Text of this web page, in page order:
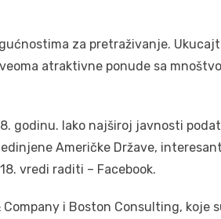
za pretraživanje.
atraktivne ponude sa
godinu. Iako najširoj javnosti
Američke Države,
vredi raditi – Facebook.
i Boston Consulting, koje